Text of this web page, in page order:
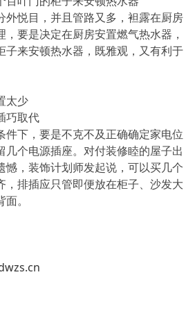
悦目，并且管路又多，袒露在厨房
要是决定在厨房安置燃气热水器，
子来安顿热水器，既雅观，又有利于
太少
取代
下，要是不克不及正确确定家电位
几个电源插座。对付装修睦的屋子出
憾，装饰计划师发起说，可以买几个
，排插应只管即便放在柜子、沙发大
。